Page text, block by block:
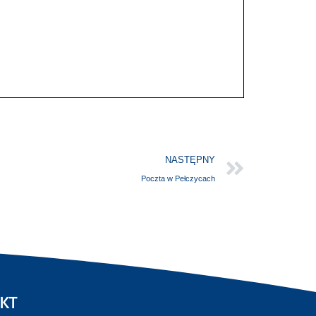
NASTĘPNY
Poczta w Pełczycach